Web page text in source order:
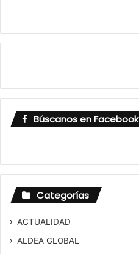
Búscanos en Facebook
Categorías
ACTUALIDAD
ALDEA GLOBAL